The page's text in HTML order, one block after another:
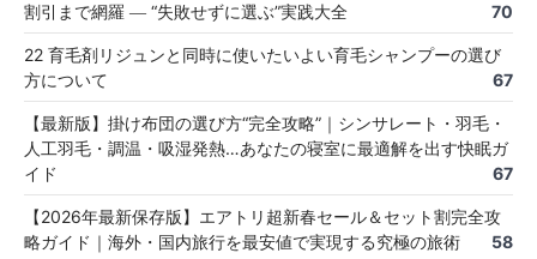
割引まで網羅 ― “失敗せずに選ぶ”実践大全
70
22 育毛剤リジュンと同時に使いたいよい育毛シャンプーの選び
方について
67
【最新版】掛け布団の選び方“完全攻略”｜シンサレート・羽毛・
人工羽毛・調温・吸湿発熱…あなたの寝室に最適解を出す快眠ガ
イド
67
【2026年最新保存版】エアトリ超新春セール＆セット割完全攻
略ガイド｜海外・国内旅行を最安値で実現する究極の旅術
58